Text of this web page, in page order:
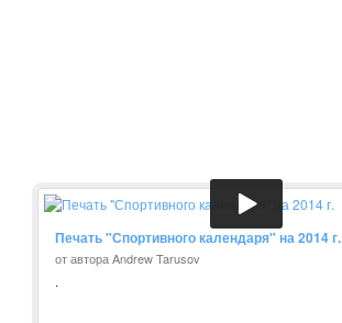
Печать "Спортивного календаря" на 2014 г.
от автора Andrew Tarusov
.